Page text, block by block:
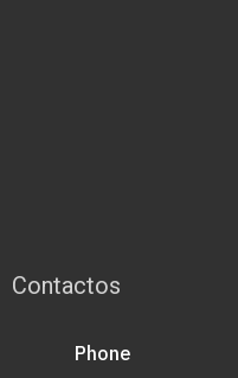
Contactos
Phone